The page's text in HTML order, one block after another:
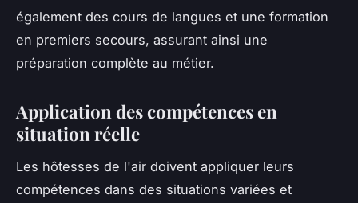
également des cours de langues et une formation
en premiers secours, assurant ainsi une
préparation complète au métier.
Application des compétences en
situation réelle
Les hôtesses de l'air doivent appliquer leurs
compétences dans des situations variées et